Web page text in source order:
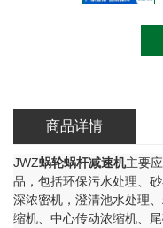
商品详情
JWZ蜗轮蜗杆减速机主要
品，包括环保污水处理、
深浓密机，澄清池水处理
缩机、中心传动浓缩机、